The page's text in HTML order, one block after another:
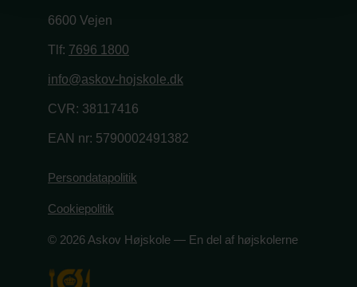
6600 Vejen
Tlf: 7696 1800
info@askov-hojskole.dk
CVR: 38117416
EAN nr: 5790002491382
Persondatapolitik
Cookiepolitik
© 2026 Askov Højskole — En del af højskolerne